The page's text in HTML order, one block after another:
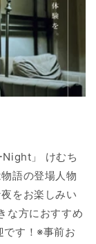
」 けむち
語の登場人物
をお楽しみい
な方におすすめ
す！※事前お